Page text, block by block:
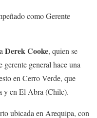
como Gerente
DerekCooke, quien se
gerente general hace una
en Cerro Verde, que
y en El Abra (Chile).
ubicada en Arequipa, con